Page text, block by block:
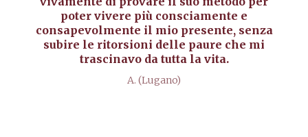
poter vivere più consciamente e
consapevolmente il mio presente, senza
subire le ritorsioni delle paure che mi
trascinavo da tutta la vita.
A. (Lugano)